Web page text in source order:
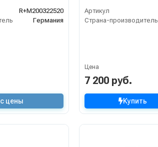
R+M200322520
Германия
цены
Артикул
Страна-производитель
Цена
7 200 руб.
Купить